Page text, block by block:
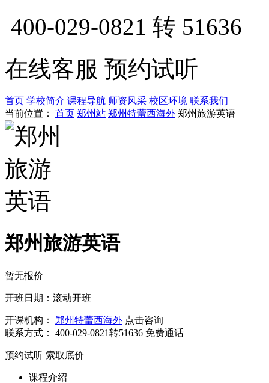
400-029-0821 转 51636
在线客服 预约试听
首页 学校简介 课程导航 师资风采 校区环境 联系我们
当前位置：
首页 郑州站 郑州特蕾西海外 郑州旅游英语
郑州旅游英语
暂无报价
开班日期：滚动开班
开课机构： 郑州特蕾西海外 点击咨询
联系方式：
400-029-0821转51636 免费通话
预约试听 索取底价
课程介绍